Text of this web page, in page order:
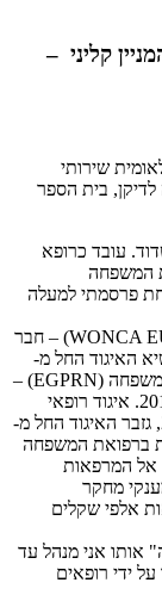
קליני –
שירותי
בית הספר
אשדוד. עובד כרופא
המשפחה
של 5 שנים כל אחת פרסמתי למעלה
תפקידים באיגוד רופאי המשפחה האירופי (WONCA EUROPE) – חבר
2016-19, הנשיא הנבחר – 2019-21, נשיא האיגוד החל מ-
2021 תפקידים ברשת המחקר האירופית לרפואת המשפחה (EGPRN) –
חבר וועד בשנים 2015-22, יו"ר וועדת החינוך 2018-22. איגוד רופאי
המשפחה בישראל – יו"ר האיגוד בשנים 2009-2018, גזבר האיגוד החל מ-
ברפואת המשפחה
אל המרפאות
מחקר
אלפי שקלים
אותו אני מנהל עד
שנכתבו על ידי רופאים